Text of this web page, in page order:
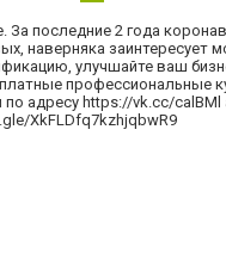
За последние 2 года
наверняка заинтересует
улучшайте ваш
адресу https://vk.cc/
XkFLDfq7kzhjqbwR9